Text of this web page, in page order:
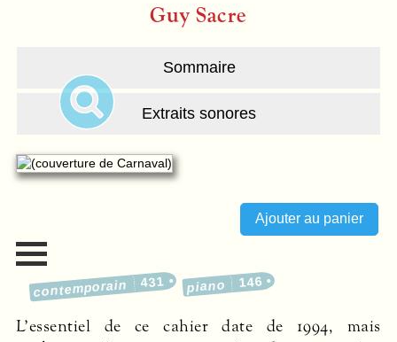
Guy Sacre
Sommaire
Extraits sonores
contemporain 431 piano 146
L’essentiel de ce cahier date de 1994, mais